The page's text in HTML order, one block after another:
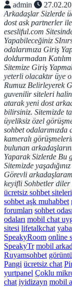
admin
Arkadaşlar Sizlerde
dost ask partnerler
esesliful.com
Yapabileceğiniz
odalarımıza Giriş
doldurmadan
Sitemize Giriş
yeterli olacaktır üye
Rumuz Belirleyerek
guvenilir siteleri
atarak yeni dost
bilirsiniz. Sitemizde
üyeliksiz özel
sohbet odalarımızda
kameralı
bulunan
Yaparak Sizlerde Bu
Sitemizde
Görevli
keyifli Sohbetler diler
ücretsiz sohbet siteleri
sohbet aşk muhabbet
forumları sohbet
odaları mobil chat
sitesi lifetalkchat
SpeakyRoom online
SpeakyTr mobil
Ruyamsohbet
Pangi ücretsiz chat
yurtpanel Çoklu
chat iyidizayn mobil